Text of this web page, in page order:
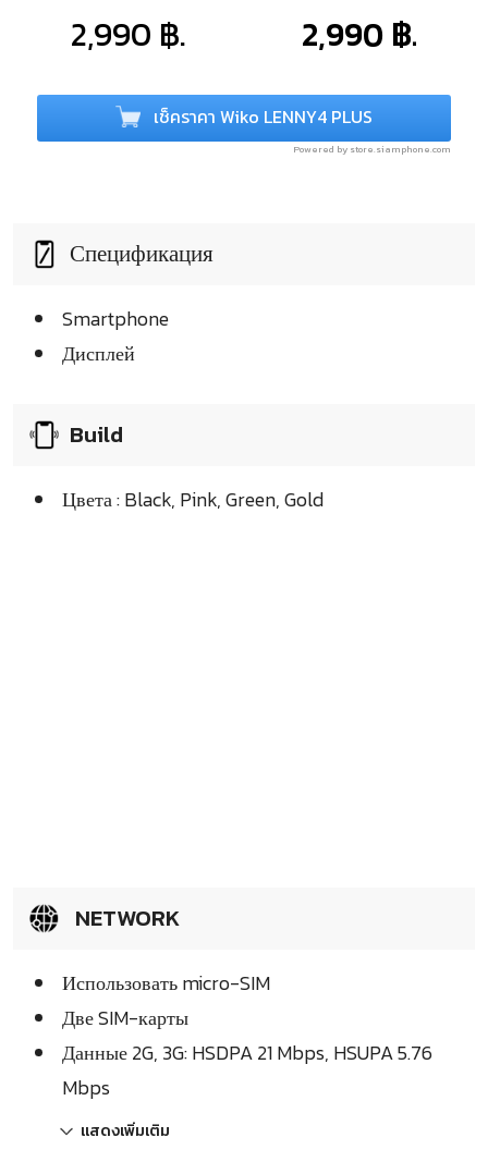
2,990 ฿. 2,990 ฿.
เช็คราคา Wiko LENNY4 PLUS
Powered by store.siamphone.com
Спецификация
Smartphone
Дисплей
Build
Цвета : Black, Pink, Green, Gold
NETWORK
Использовать micro-SIM
Две SIM-карты
Данные 2G, 3G: HSDPA 21 Mbps, HSUPA 5.76
Mbps
แสดงเพิ่มเติม